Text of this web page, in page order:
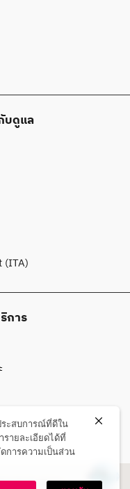
บดูแล
(ITA)
การ
2026.
ะสบการณ์ที่ดีใน
ายละเอียดได้ที่
การความเป็นส่วน